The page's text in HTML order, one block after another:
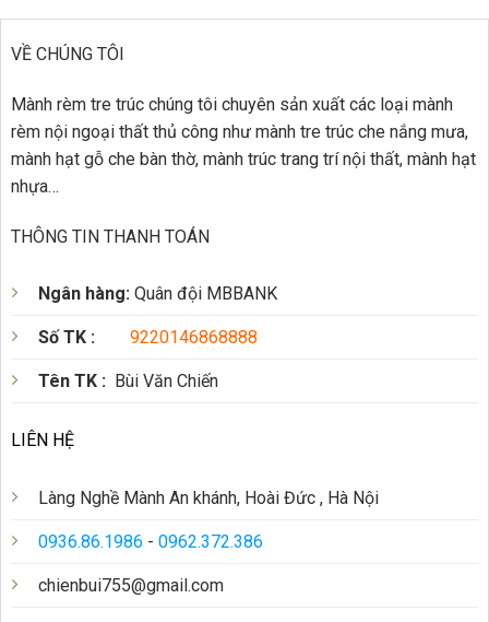
VỀ CHÚNG TÔI
Mành rèm tre trúc chúng tôi chuyên sản xuất các loại mành
rèm nội ngoại thất thủ công như mành tre trúc che nắng mưa,
mành hạt gỗ che bàn thờ, mành trúc trang trí nội thất, mành hạt
nhựa…
THÔNG TIN THANH TOÁN
Ngân hàng: Quân đội MBBANK
Số TK : 9220146868888
Tên TK :Bùi Văn Chiến
LIÊN HỆ
Làng Nghề Mành An khánh, Hoài Đức , Hà Nội
0936.86.1986 - 0962.372.386
chienbui755@gmail.com